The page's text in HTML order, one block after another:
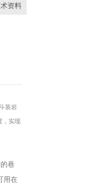
资料
装岩
，实现
巷
用在